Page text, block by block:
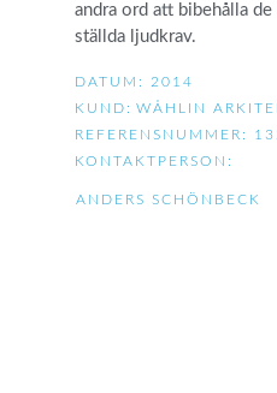
andra ord att bibehålla
ställda ljudkrav.
DATUM: 2014
KUND: WÅHLIN
REFERENSNUMMER:
KONTAKTPERSON:
ANDERS SCHÖNBECK